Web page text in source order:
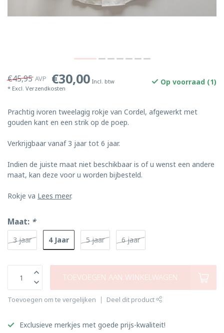
€45,95 AVP €30,00 Incl. btw
* Excl. Verzendkosten
Op voorraad (1)
Prachtig ivoren tweelagig rokje van Cordel, afgewerkt met
gouden kant en een strik op de poep.
Verkrijgbaar vanaf 3 jaar tot 6 jaar.
Indien de juiste maat niet beschikbaar is of u wenst een andere
maat, kan deze voor u worden bijbesteld.
Rokje va Lees meer.
Maat: *
3 jaar 4 Jaar 5 jaar 6 jaar
TOEVOEGEN AAN WINKELWAGEN
Toevoegen om te vergelijken Deel dit product
Exclusieve merkjes met goede prijs-kwaliteit!